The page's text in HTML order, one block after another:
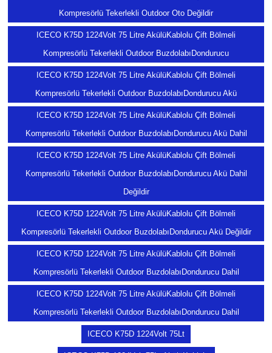
Kompresörlü Tekerlekli Outdoor Oto Değildir
ICECO K75D 1224Volt 75 Litre AkülüKablolu Çift Bölmeli
Kompresörlü Tekerlekli Outdoor BuzdolabıDondurucu
ICECO K75D 1224Volt 75 Litre AkülüKablolu Çift Bölmeli
Kompresörlü Tekerlekli Outdoor BuzdolabıDondurucu Akü
ICECO K75D 1224Volt 75 Litre AkülüKablolu Çift Bölmeli
Kompresörlü Tekerlekli Outdoor BuzdolabıDondurucu Akü Dahil
ICECO K75D 1224Volt 75 Litre AkülüKablolu Çift Bölmeli
Kompresörlü Tekerlekli Outdoor BuzdolabıDondurucu Akü Dahil
Değildir
ICECO K75D 1224Volt 75 Litre AkülüKablolu Çift Bölmeli
Kompresörlü Tekerlekli Outdoor BuzdolabıDondurucu Akü Değildir
ICECO K75D 1224Volt 75 Litre AkülüKablolu Çift Bölmeli
Kompresörlü Tekerlekli Outdoor BuzdolabıDondurucu Dahil
ICECO K75D 1224Volt 75 Litre AkülüKablolu Çift Bölmeli
Kompresörlü Tekerlekli Outdoor BuzdolabıDondurucu Dahil
ICECO K75D 1224Volt 75Lt